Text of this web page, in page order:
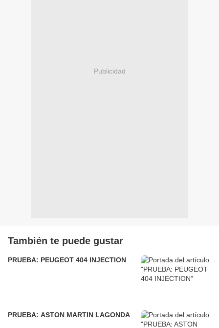
Publicidad
También te puede gustar
PRUEBA: PEUGEOT 404 INJECTION
PRUEBA: ASTON MARTIN LAGONDA